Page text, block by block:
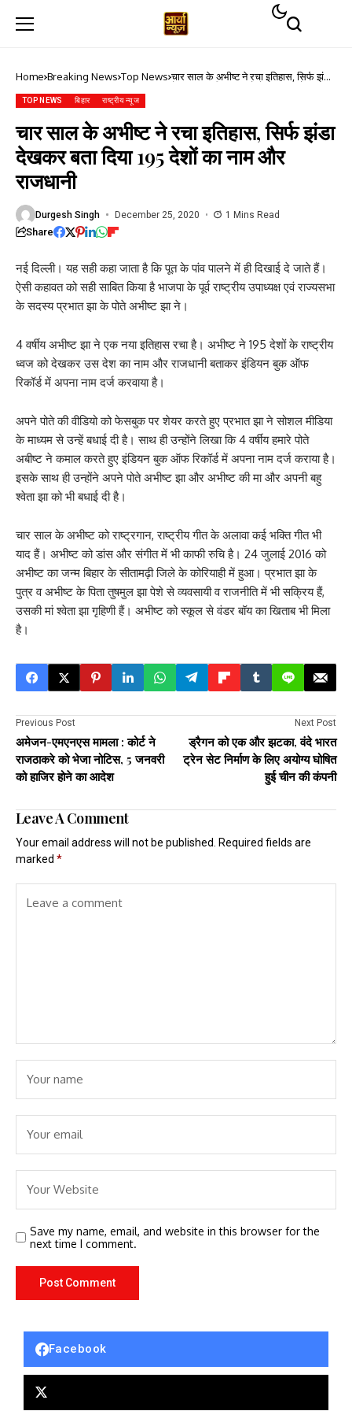
Home Breaking News Top News चार साल के अभीष्ट ने रचा इतिहास, सिर्फ झंडा
TOP NEWS बिहार राष्ट्रीय न्यूज
चार साल के अभीष्ट ने रचा इतिहास, सिर्फ झंडा
देखकर बता दिया 195 देशों का नाम और
राजधानी
Durgesh Singh December 25, 2020 1 Mins Read
Share
नई दिल्ली। यह सही कहा जाता है कि पूत के पांव पालने में ही दिखाई दे जाते हैं।
ऐसी कहावत को सही साबित किया है भाजपा के पूर्व राष्ट्रीय उपाध्यक्ष एवं राज्यसभा
के सदस्य प्रभात झा के पोते अभीष्ट झा ने।
4 वर्षीय अभीष्ट झा ने एक नया इतिहास रचा है। अभीष्ट ने 195 देशों के राष्ट्रीय
ध्वज को देखकर उस देश का नाम और राजधानी बताकर इंडियन बुक ऑफ
रिकॉर्ड में अपना नाम दर्ज करवाया है।
अपने पोते की वीडियो को फेसबुक पर शेयर करते हुए प्रभात झा ने सोशल मीडिया
के माध्यम से उन्हें बधाई दी है। साथ ही उन्होंने लिखा कि 4 वर्षीय हमारे पोते
अबीष्ट ने कमाल करते हुए इंडियन बुक ऑफ रिकॉर्ड में अपना नाम दर्ज कराया है।
इसके साथ ही उन्होंने अपने पोते अभीष्ट झा और अभीष्ट की मा और अपनी बहु
श्वेता झा को भी बधाई दी है।
चार साल के अभीष्ट को राष्ट्रगान, राष्ट्रीय गीत के अलावा कई भक्ति गीत भी
याद हैं। अभीष्ट को डांस और संगीत में भी काफी रुचि है। 24 जुलाई 2016 को
अभीष्ट का जन्म बिहार के सीतामढ़ी जिले के कोरियाही में हुआ। प्रभात झा के
पुत्र व अभीष्ट के पिता तुषमुल झा पेशे से व्यवसायी व राजनीति में भी सक्रिय हैं,
उसकी मां श्वेता झा गृहिणी हैं। अभीष्ट को स्कूल से वंडर बॉय का खिताब भी मिला
है।
Previous Post
अमेजन-एमएनएस मामला : कोर्ट ने
राजठाकरे को भेजा नोटिस, 5 जनवरी
को हाजिर होने का आदेश
Next Post
ड्रैगन को एक और झटका, वंदे भारत
ट्रेन सेट निर्माण के लिए अयोग्य घोषित
हुई चीन की कंपनी
Leave A Comment
Your email address will not be published.
Required fields are
marked *
Save my name, email, and website in this browser for the
next time I comment.
Facebook